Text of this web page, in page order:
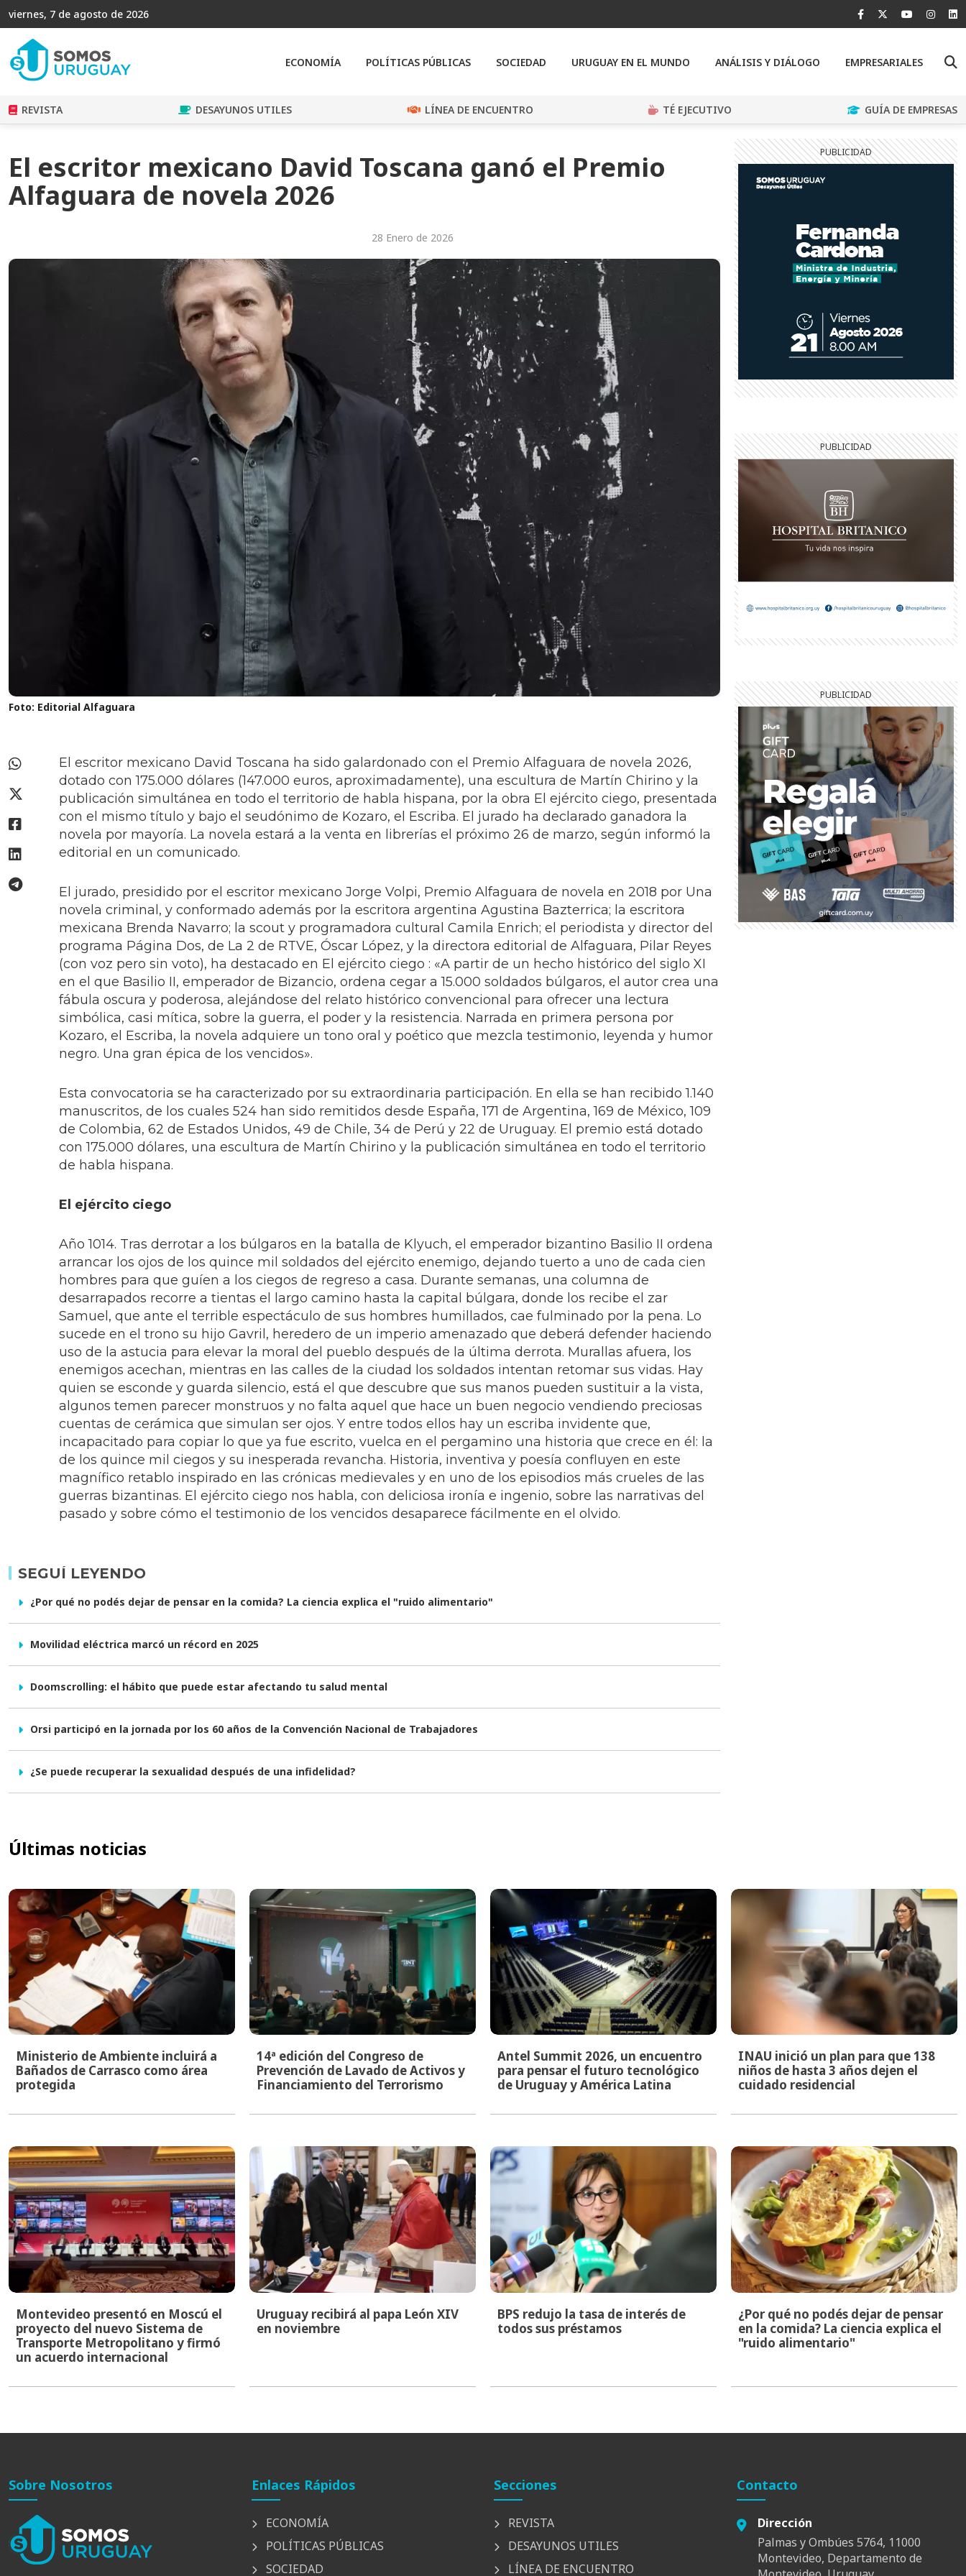
viernes, 7 de agosto de 2026
ECONOMÍA POLÍTICAS PÚBLICAS SOCIEDAD URUGUAY EN EL MUNDO ANÁLISIS Y DIÁLOGO EMPRESARIALES
REVISTA DESAYUNOS UTILES LÍNEA DE ENCUENTRO TÉ EJECUTIVO GUÍA DE EMPRESAS
El escritor mexicano David Toscana ganó el Premio
Alfaguara de novela 2026
28 Enero de 2026
Foto: Editorial Alfaguara
El escritor mexicano David Toscana ha sido galardonado con el Premio Alfaguara de novela 2026,
dotado con 175.000 dólares (147.000 euros, aproximadamente), una escultura de Martín Chirino y la
publicación simultánea en todo el territorio de habla hispana, por la obra El ejército ciego, presentada
con el mismo título y bajo el seudónimo de Kozaro, el Escriba. El jurado ha declarado ganadora la
novela por mayoría. La novela estará a la venta en librerías el próximo 26 de marzo, según informó la
editorial en un comunicado.
El jurado, presidido por el escritor mexicano Jorge Volpi, Premio Alfaguara de novela en 2018 por Una
novela criminal, y conformado además por la escritora argentina Agustina Bazterrica; la escritora
mexicana Brenda Navarro; la scout y programadora cultural Camila Enrich; el periodista y director del
programa Página Dos, de La 2 de RTVE, Óscar López, y la directora editorial de Alfaguara, Pilar Reyes
(con voz pero sin voto), ha destacado en El ejército ciego : «A partir de un hecho histórico del siglo XI
en el que Basilio II, emperador de Bizancio, ordena cegar a 15.000 soldados búlgaros, el autor crea una
fábula oscura y poderosa, alejándose del relato histórico convencional para ofrecer una lectura
simbólica, casi mítica, sobre la guerra, el poder y la resistencia. Narrada en primera persona por
Kozaro, el Escriba, la novela adquiere un tono oral y poético que mezcla testimonio, leyenda y humor
negro. Una gran épica de los vencidos».
Esta convocatoria se ha caracterizado por su extraordinaria participación. En ella se han recibido 1.140
manuscritos, de los cuales 524 han sido remitidos desde España, 171 de Argentina, 169 de México, 109
de Colombia, 62 de Estados Unidos, 49 de Chile, 34 de Perú y 22 de Uruguay. El premio está dotado
con 175.000 dólares, una escultura de Martín Chirino y la publicación simultánea en todo el territorio
de habla hispana.
El ejército ciego
Año 1014. Tras derrotar a los búlgaros en la batalla de Klyuch, el emperador bizantino Basilio II ordena
arrancar los ojos de los quince mil soldados del ejército enemigo, dejando tuerto a uno de cada cien
hombres para que guíen a los ciegos de regreso a casa. Durante semanas, una columna de
desarrapados recorre a tientas el largo camino hasta la capital búlgara, donde los recibe el zar
Samuel, que ante el terrible espectáculo de sus hombres humillados, cae fulminado por la pena. Lo
sucede en el trono su hijo Gavril, heredero de un imperio amenazado que deberá defender haciendo
uso de la astucia para elevar la moral del pueblo después de la última derrota. Murallas afuera, los
enemigos acechan, mientras en las calles de la ciudad los soldados intentan retomar sus vidas. Hay
quien se esconde y guarda silencio, está el que descubre que sus manos pueden sustituir a la vista,
algunos temen parecer monstruos y no falta aquel que hace un buen negocio vendiendo preciosas
cuentas de cerámica que simulan ser ojos. Y entre todos ellos hay un escriba invidente que,
incapacitado para copiar lo que ya fue escrito, vuelca en el pergamino una historia que crece en él: la
de los quince mil ciegos y su inesperada revancha. Historia, inventiva y poesía confluyen en este
magnífico retablo inspirado en las crónicas medievales y en uno de los episodios más crueles de las
guerras bizantinas. El ejército ciego nos habla, con deliciosa ironía e ingenio, sobre las narrativas del
pasado y sobre cómo el testimonio de los vencidos desaparece fácilmente en el olvido.
SEGUÍ LEYENDO
¿Por qué no podés dejar de pensar en la comida? La ciencia explica el "ruido alimentario"
Movilidad eléctrica marcó un récord en 2025
Doomscrolling: el hábito que puede estar afectando tu salud mental
Orsi participó en la jornada por los 60 años de la Convención Nacional de Trabajadores
¿Se puede recuperar la sexualidad después de una infidelidad?
Últimas noticias
Ministerio de Ambiente incluirá a
Bañados de Carrasco como área
protegida
14ª edición del Congreso de
Prevención de Lavado de Activos y
Financiamiento del Terrorismo
Antel Summit 2026, un encuentro
para pensar el futuro tecnológico
de Uruguay y América Latina
INAU inició un plan para que 138
niños de hasta 3 años dejen el
cuidado residencial
Montevideo presentó en Moscú el
proyecto del nuevo Sistema de
Transporte Metropolitano y firmó
un acuerdo internacional
Uruguay recibirá al papa León XIV
en noviembre
BPS redujo la tasa de interés de
todos sus préstamos
¿Por qué no podés dejar de pensar
en la comida? La ciencia explica el
"ruido alimentario"
Sobre Nosotros Enlaces Rápidos
ECONOMÍA
POLÍTICAS PÚBLICAS
SOCIEDAD
Secciones
REVISTA
DESAYUNOS UTILES
LÍNEA DE ENCUENTRO
Contacto
Dirección
Palmas y Ombúes 5764, 11000
Montevideo, Departamento de